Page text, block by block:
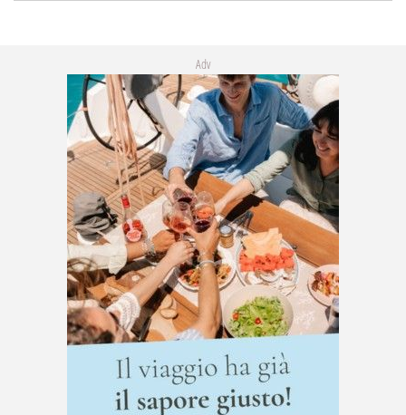
Adv